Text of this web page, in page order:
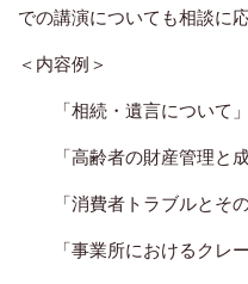
での講演についても相談に
＜内容例＞
「相続・遺言について」
「高齢者の財産管理と成
「消費者トラブルとその
「事業所におけるクレー